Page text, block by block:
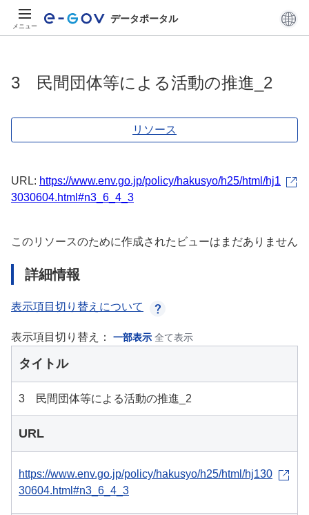
メニュー
データポータル
3 民間団体等による活動の推進_2
リソース
URL: https://www.env.go.jp/policy/hakusyo/h25/html/hj1
3030604.html#n3_6_4_3
このリソースのために作成されたビューはまだありません
詳細情報
表示項目切り替えについて
表示項目切り替え： 一部表示 全て表示
タイトル
3 民間団体等による活動の推進_2
URL
https://www.env.go.jp/policy/hakusyo/h25/html/hj130
30604.html#n3_6_4_3